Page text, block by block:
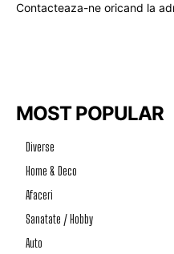
Contacteaza-ne oricand la
MOST POPULAR
Diverse
Home & Deco
Afaceri
Sanatate / Hobby
Auto